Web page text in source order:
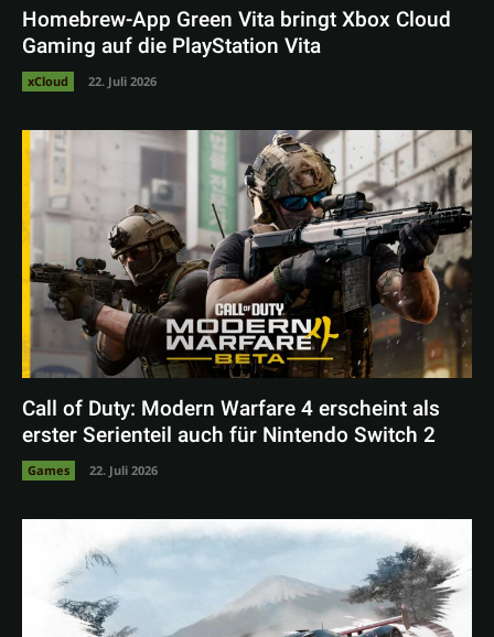
Homebrew-App Green Vita bringt Xbox Cloud
Gaming auf die PlayStation Vita
xCloud 22. Juli 2026
Call of Duty: Modern Warfare 4 erscheint als
erster Serienteil auch für Nintendo Switch 2
Games 22. Juli 2026